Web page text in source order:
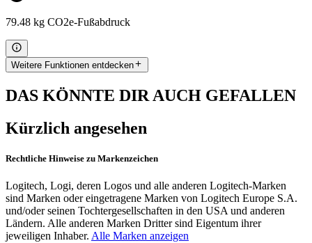
79.48 kg CO2e-Fußabdruck
Weitere Funktionen entdecken
DAS KÖNNTE DIR AUCH GEFALLEN
Kürzlich angesehen
Rechtliche Hinweise zu Markenzeichen
Logitech, Logi, deren Logos und alle anderen Logitech-Marken
sind Marken oder eingetragene Marken von Logitech Europe S.A.
und/oder seinen Tochtergesellschaften in den USA und anderen
Ländern. Alle anderen Marken Dritter sind Eigentum ihrer
jeweiligen Inhaber. Alle Marken anzeigen